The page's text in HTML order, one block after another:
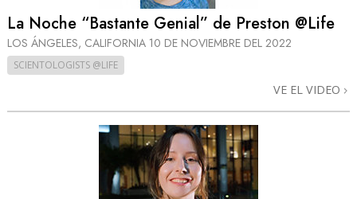
La Noche “Bastante Genial” de Preston @Life
LOS ÁNGELES, CALIFORNIA 10 DE NOVIEMBRE DEL 2022
SCIENTOLOGISTS @LIFE
VE EL VIDEO